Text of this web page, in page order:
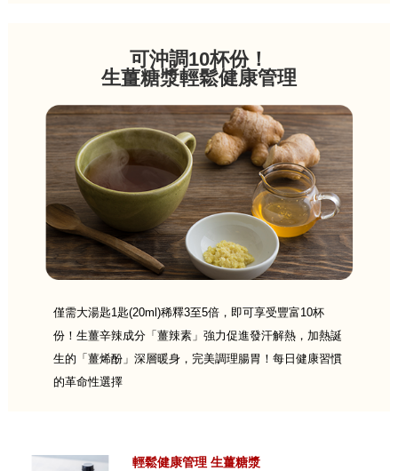
可沖調10杯份！
生薑糖漿輕鬆健康管理
僅需大湯匙1匙(20ml)稀釋3至5倍，即可享受豐富10杯
份！生薑辛辣成分「薑辣素」強力促進發汗解熱，加熱誕
生的「薑烯酚」深層暖身，完美調理腸胃！每日健康習慣
的革命性選擇
輕鬆健康管理 生薑糖漿